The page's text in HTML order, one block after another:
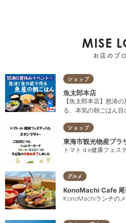
MISE
お店のブ
ショップ
魚太郎本店
【魚太郎本店】怒涛
る、本気の朝ごはん目
ショップ
東海市観光物産プラ
トマトｄe健康フェス
グルメ
KonoMachi Cafe 尾
KonoMachiランチのメ